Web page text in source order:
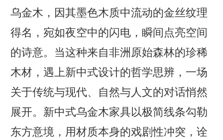
乌金木，因其墨色木质中流动的金丝纹理
得名，宛如夜空中的闪电，瞬间点亮空间
的诗意。当这种来自非洲原始森林的珍稀
木材，遇上新中式设计的哲学思辨，一场
关于传统与现代、自然与人文的对话悄然
展开。新中式乌金木家具以极简线条勾勒
东方意境，用材质本身的戏剧性冲突，诠